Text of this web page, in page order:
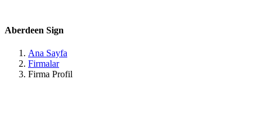
Aberdeen Sign
Ana Sayfa
Firmalar
Firma Profil